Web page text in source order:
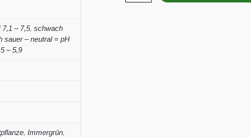
– 7,5, schwach
sauer – neutral = pH
– 5,9
, Immergrün,
praecox